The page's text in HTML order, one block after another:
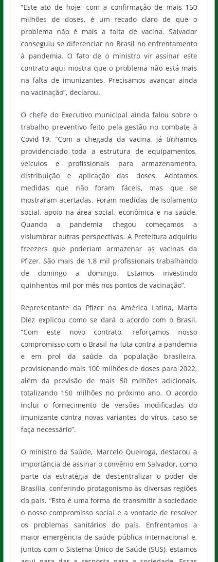
“Este ato de hoje, com a confirmação de mais 150
milhões de doses, é um recado claro de que o
problema não é mais a falta de vacina. Salvador
conseguiu se diferenciar no Brasil no enfrentamento
à pandemia. O fato de o ministro vir assinar este
contrato aqui mostra que o problema não está mais
na falta de imunizantes. Precisamos avançar ainda
na vacinação”, declarou.
O chefe do Executivo municipal ainda falou sobre o
trabalho preventivo feito pela gestão no combate à
Covid-19. “Com a chegada da vacina, já tínhamos
providenciado toda a estrutura de equipamentos,
veículos e profissionais para armazenamento,
distribuição e aplicação das doses. Adotamos
medidas que não foram fáceis, mas que se
mostraram acertadas. Foram medidas de isolamento
social, apoio na área social, econômica e na saúde.
Quando a pandemia chegou começamos a
vislumbrar outras perspectivas. A Prefeitura adquiriu
freezers que poderiam armazenar as vacinas da
Pfizer. São mais de 1,8 mil profissionais trabalhando
de domingo a domingo. Estamos investindo
quinhentos mil por mês nos pontos de vacinação”.
Representante da Pfizer na América Latina, Marta
Diez explicou como se dará o acordo com o Brasil.
“Com este novo contrato, reforçamos nosso
compromisso com o Brasil na luta contra a pandemia
e em prol da saúde da população brasileira,
provisionando mais 100 milhões de doses para 2022,
além da previsão de mais 50 milhões adicionais,
totalizando 150 milhões no próximo ano. O acordo
inclui o fornecimento de versões modificadas do
imunizante contra novas variantes do vírus, caso se
faça necessário”.
O ministro da Saúde, Marcelo Queiroga, destacou a
importância de assinar o convênio em Salvador, como
parte da estratégia de descentralizar o poder de
Brasília, conferindo protagonismo às diversas regiões
do país. “Esta é uma forma de transmitir à sociedade
o nosso compromisso social e a vontade de resolver
os problemas sanitários do país. Enfrentamos a
maior emergência de saúde pública internacional e,
juntos com o Sistema Único de Saúde (SUS), estamos